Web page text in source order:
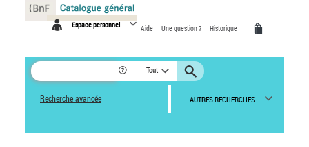
Espace personnel Aide Une question ? Historique
Tout
Recherche avancée AUTRES RECHERCHES
Panneau de gestion des cookies